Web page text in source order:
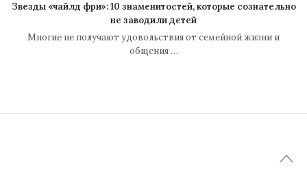
Звезды «чайлд фри»: 10 знаменитостей, которые сознательно
не заводили детей
Многие не получают удовольствия от семейной жизни и
общения …